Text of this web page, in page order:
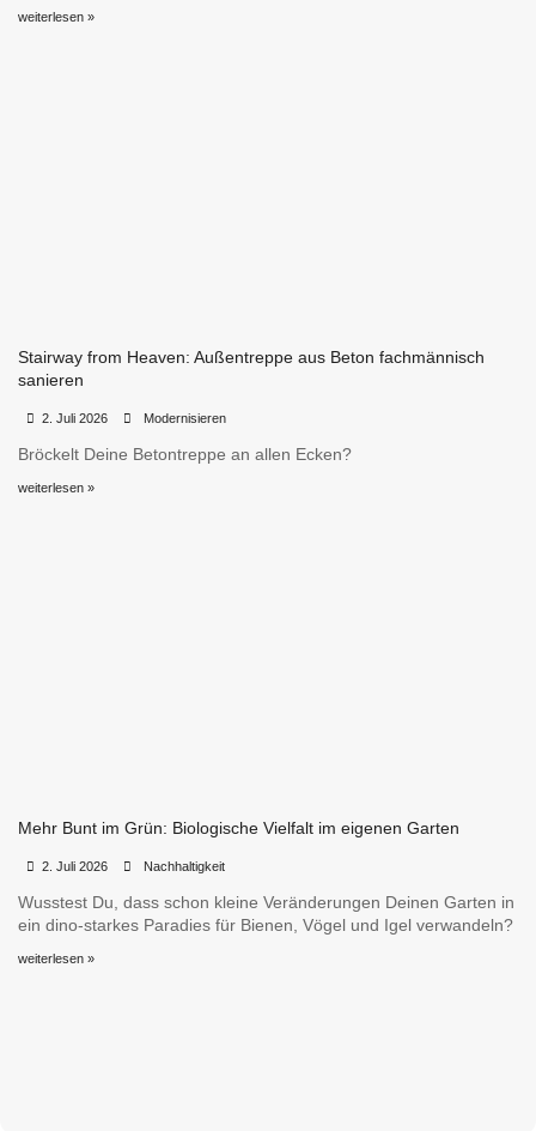
weiterlesen »
Stairway from Heaven: Außentreppe aus Beton fachmännisch
sanieren
2. Juli 2026 Modernisieren
Bröckelt Deine Betontreppe an allen Ecken?
weiterlesen »
Mehr Bunt im Grün: Biologische Vielfalt im eigenen Garten
2. Juli 2026 Nachhaltigkeit
Wusstest Du, dass schon kleine Veränderungen Deinen Garten in
ein dino-starkes Paradies für Bienen, Vögel und Igel verwandeln?
weiterlesen »